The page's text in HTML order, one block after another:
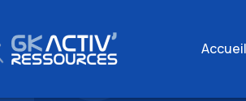
Accueil